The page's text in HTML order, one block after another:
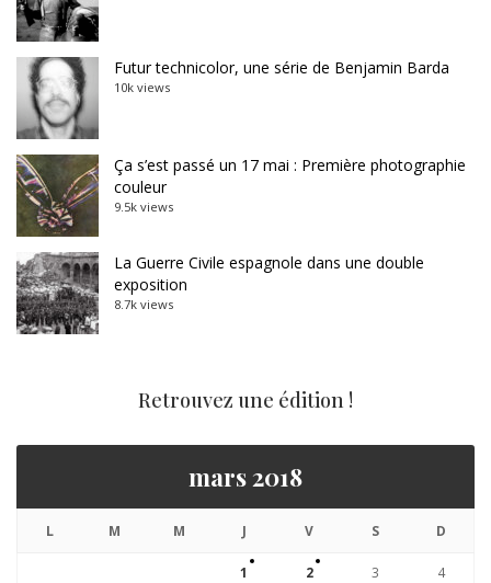
Futur technicolor, une série de Benjamin Barda
10k views
Ça s’est passé un 17 mai : Première photographie
couleur
9.5k views
La Guerre Civile espagnole dans une double
exposition
8.7k views
Retrouvez une édition !
mars 2018
L M M J V S D
1 2 3 4